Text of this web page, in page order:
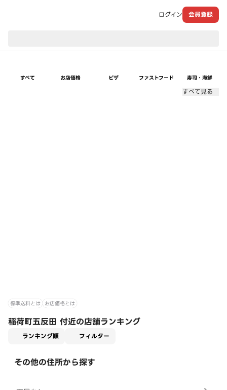
ログイン 会員登録
すべて お店価格 ピザ ファストフード 寿司・海鮮
すべて見る
標準送料とは お店価格とは
稲荷町五反田 付近の店舗ランキング
ランキング順 フィルター
その他の住所から探す